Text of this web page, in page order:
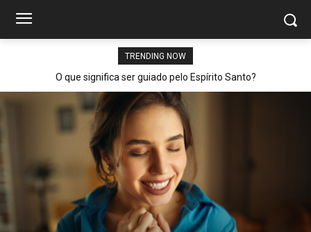
TRENDING NOW
O que significa ser guiado pelo Espírito Santo?